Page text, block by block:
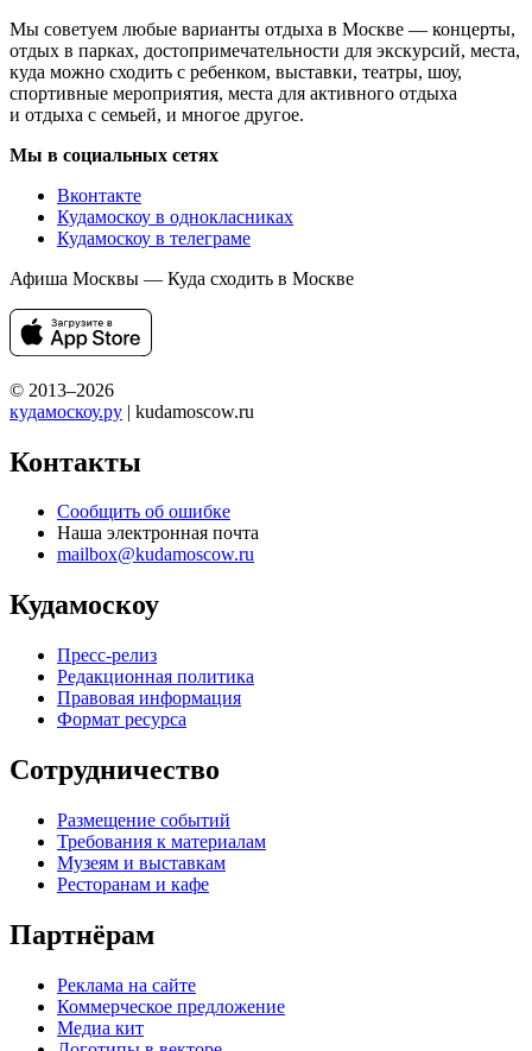
Мы советуем любые варианты отдыха в Москве — концерты,
отдых в парках, достопримечательности для экскурсий, места,
куда можно сходить с ребенком, выставки, театры, шоу,
спортивные мероприятия, места для активного отдыха
и отдыха с семьей, и многое другое.
Мы в социальных сетях
Вконтакте
Кудамоскоу в однокласниках
Кудамоскоу в телеграме
Афиша Москвы — Куда сходить в Москве
© 2013–2026
кудамоскоу.ру | kudamoscow.ru
Контакты
Сообщить об ошибке
Наша электронная почта
mailbox@kudamoscow.ru
Кудамоскоу
Пресс-релиз
Редакционная политика
Правовая информация
Формат ресурса
Сотрудничество
Размещение событий
Требования к материалам
Музеям и выставкам
Ресторанам и кафе
Партнёрам
Реклама на сайте
Коммерческое предложение
Медиа кит